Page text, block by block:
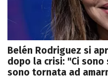
Belén Rodriguez si
dopo la crisi: "Ci
sono tornata ad